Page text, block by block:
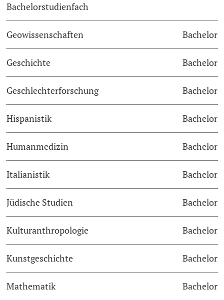
Beratung & Support
Studienberatung
Studienfinanzierung
Berufseinstieg & Laufbahnberatung
Soziales & Gesundheit
Koordinationsstelle für Geflüchtete
Beratungswegweiser
Lernen & Lehren
Bachelorstudienfach
Geowissenschaften Bachelor
Geschichte Bachelor
Geschlechterforschung Bachelor
Hispanistik Bachelor
Humanmedizin Bachelor
Italianistik Bachelor
Jüdische Studien Bachelor
Kulturanthropologie Bachelor
Kunstgeschichte Bachelor
Mathematik Bachelor